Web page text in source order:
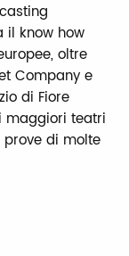
il know how
oltre
Company e
di Fiore
maggiori teatri
prove di molte